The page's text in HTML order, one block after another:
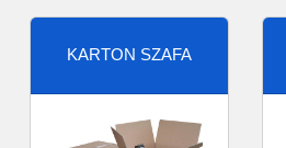
KARTON SZAFA